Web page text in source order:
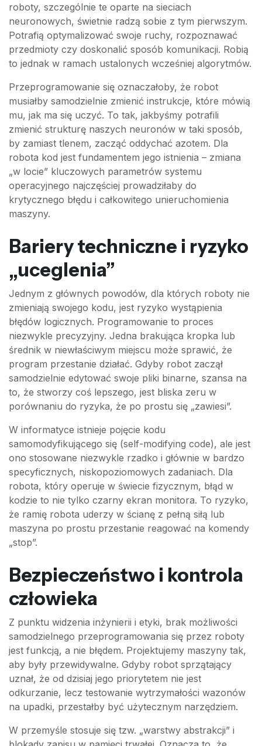
roboty, szczególnie te oparte na sieciach
neuronowych, świetnie radzą sobie z tym pierwszym.
Potrafią optymalizować swoje ruchy, rozpoznawać
przedmioty czy doskonalić sposób komunikacji. Robią
to jednak w ramach ustalonych wcześniej algorytmów.
Przeprogramowanie się oznaczałoby, że robot
musiałby samodzielnie zmienić instrukcje, które mówią
mu, jak ma się uczyć. To tak, jakbyśmy potrafili
zmienić strukturę naszych neuronów w taki sposób,
by zamiast tlenem, zacząć oddychać azotem. Dla
robota kod jest fundamentem jego istnienia – zmiana
„w locie” kluczowych parametrów systemu
operacyjnego najczęściej prowadziłaby do
krytycznego błędu i całkowitego unieruchomienia
maszyny.
Bariery techniczne i ryzyko
„uceglenia”
Jednym z głównych powodów, dla których roboty nie
zmieniają swojego kodu, jest ryzyko wystąpienia
błędów logicznych. Programowanie to proces
niezwykle precyzyjny. Jedna brakująca kropka lub
średnik w niewłaściwym miejscu może sprawić, że
program przestanie działać. Gdyby robot zaczął
samodzielnie edytować swoje pliki binarne, szansa na
to, że stworzy coś lepszego, jest bliska zeru w
porównaniu do ryzyka, że po prostu się „zawiesi”.
W informatyce istnieje pojęcie kodu
samomodyfikującego się (self-modifying code), ale jest
ono stosowane niezwykle rzadko i głównie w bardzo
specyficznych, niskopoziomowych zadaniach. Dla
robota, który operuje w świecie fizycznym, błąd w
kodzie to nie tylko czarny ekran monitora. To ryzyko,
że ramię robota uderzy w ścianę z pełną siłą lub
maszyna po prostu przestanie reagować na komendy
„stop”.
Bezpieczeństwo i kontrola
człowieka
Z punktu widzenia inżynierii i etyki, brak możliwości
samodzielnego przeprogramowania się przez roboty
jest funkcją, a nie błędem. Projektujemy maszyny tak,
aby były przewidywalne. Gdyby robot sprzątający
uznał, że od dzisiaj jego priorytetem nie jest
odkurzanie, lecz testowanie wytrzymałości wazonów
na upadki, przestałby być użytecznym narzędziem.
W przemyśle stosuje się tzw. „warstwy abstrakcji” i